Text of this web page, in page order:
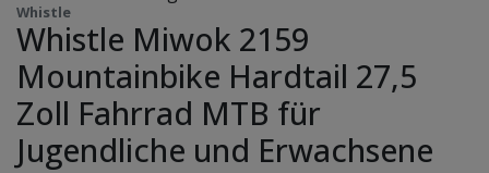
Whistle
Whistle Miwok 2159
Mountainbike Hardtail 27,5
Zoll Fahrrad MTB für
Jugendliche und Erwachsene